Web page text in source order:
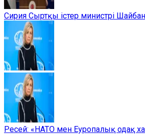
Сирия Сыртқы істер министрі
Ресей: «НАТО мен Еуропалық одақ